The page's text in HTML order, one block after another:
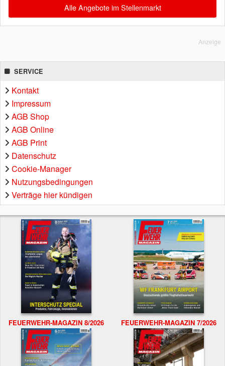
Alle Angebote im Stellenmarkt
Anzeige
SERVICE
Kontakt
Impressum
AGB Shop
AGB Online
AGB Print
Datenschutz
Cookie-Manager
Nutzungsbedingungen
Verträge hier kündigen
FEUERWEHR-MAGAZIN 8/2026 FEUERWEHR-MAGAZIN 7/2026